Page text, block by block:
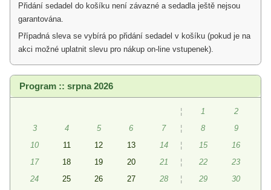
Přidání sedadel do košíku není závazné a sedadla ještě nejsou
garantována.
Případná sleva se vybírá po přidání sedadel v košíku (pokud je na
akci možné uplatnit slevu pro nákup on-line vstupenek).
Program :: srpna 2026
¦ 1
2
3
4 5 6 7 ¦ 8
9
10
11 12 13 14 ¦ 15
16
17
18 19 20 21 ¦ 22
23
24
25 26 27 28 ¦ 29
30